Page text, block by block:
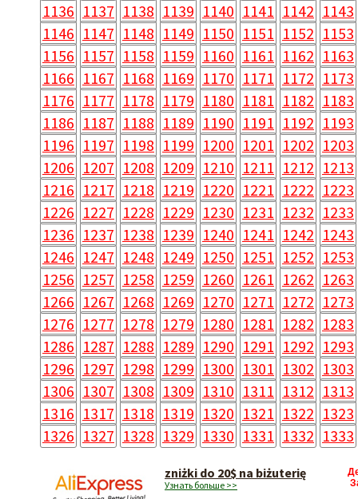
1136 1137 1138 1139 1140 1141 1142 1143
1146 1147 1148 1149 1150 1151 1152 1153
1156 1157 1158 1159 1160 1161 1162 1163
1166 1167 1168 1169 1170 1171 1172 1173
1176 1177 1178 1179 1180 1181 1182 1183
1186 1187 1188 1189 1190 1191 1192 1193
1196 1197 1198 1199 1200 1201 1202 1203
1206 1207 1208 1209 1210 1211 1212 1213
1216 1217 1218 1219 1220 1221 1222 1223
1226 1227 1228 1229 1230 1231 1232 1233
1236 1237 1238 1239 1240 1241 1242 1243
1246 1247 1248 1249 1250 1251 1252 1253
1256 1257 1258 1259 1260 1261 1262 1263
1266 1267 1268 1269 1270 1271 1272 1273
1276 1277 1278 1279 1280 1281 1282 1283
1286 1287 1288 1289 1290 1291 1292 1293
1296 1297 1298 1299 1300 1301 1302 1303
1306 1307 1308 1309 1310 1311 1312 1313
1316 1317 1318 1319 1320 1321 1322 1323
1326 1327 1328 1329 1330 1331 1332 1333
zniżki do 20$ na biżuterię
Узнать больше >>